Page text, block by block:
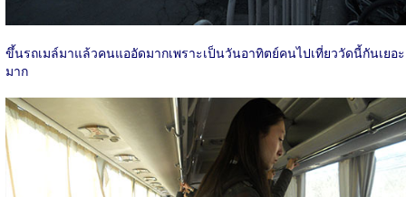
ขึ้นรถเมล์มาแล้วคนแออัดมากเพราะเป็นวันอาทิตย์คนไปเที่ยววัดนี้กันเยอะ
มาก